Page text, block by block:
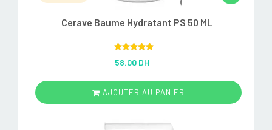
Cerave Baume Hydratant PS 50 ML
out of 5
58.00 DH
AJOUTER AU PANIER